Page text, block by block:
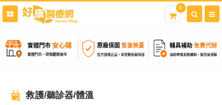
0
救護/聽診器/體溫